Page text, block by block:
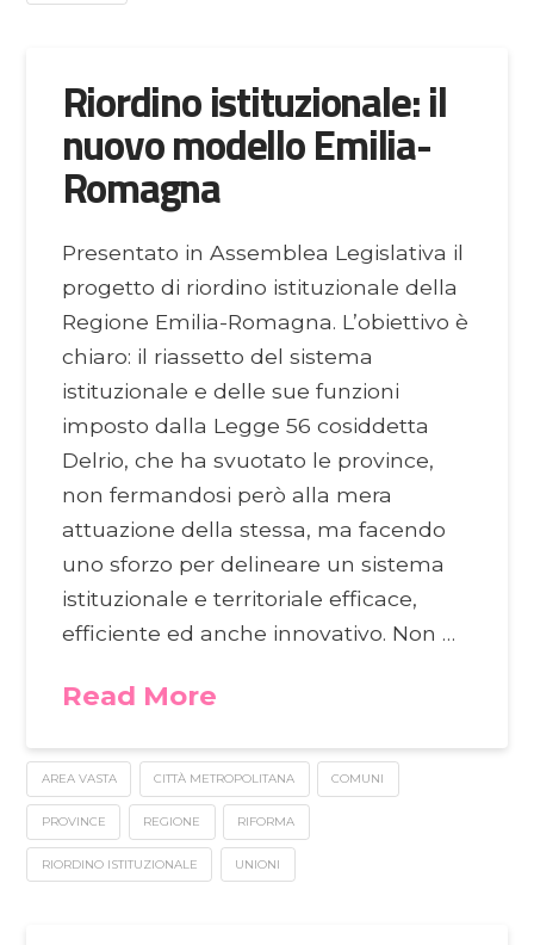
Riordino istituzionale: il
nuovo modello Emilia-
Romagna
Presentato in Assemblea Legislativa il
progetto di riordino istituzionale della
Regione Emilia-Romagna. L’obiettivo è
chiaro: il riassetto del sistema
istituzionale e delle sue funzioni
imposto dalla Legge 56 cosiddetta
Delrio, che ha svuotato le province,
non fermandosi però alla mera
attuazione della stessa, ma facendo
uno sforzo per delineare un sistema
istituzionale e territoriale efficace,
efficiente ed anche innovativo. Non …
Read More
AREA VASTA CITTÀ METROPOLITANA COMUNI
PROVINCE REGIONE RIFORMA
RIORDINO ISTITUZIONALE UNIONI